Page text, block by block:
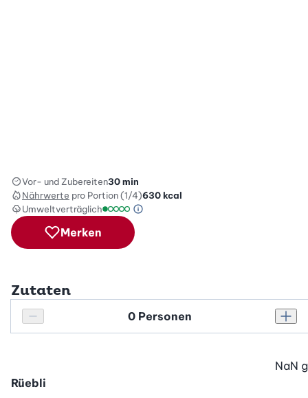
Vor- und Zubereiten30 min
Nährwerte pro Portion (1/4)630kcal
Umweltverträglich
Umweltverträglichkeitsskala: 1 von 5
Green Betty Skala Info
Merken
Zutaten
Personenanzahl verringern
Personenanzahl
Rüebli
NaN g